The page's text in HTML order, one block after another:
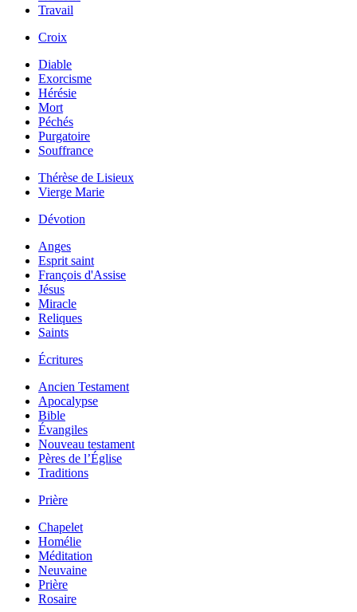
Travail
Croix
Diable
Exorcisme
Hérésie
Mort
Péchés
Purgatoire
Souffrance
Thérèse de Lisieux
Vierge Marie
Dévotion
Anges
Esprit saint
François d'Assise
Jésus
Miracle
Reliques
Saints
Écritures
Ancien Testament
Apocalypse
Bible
Évangiles
Nouveau testament
Pères de l’Église
Traditions
Prière
Chapelet
Homélie
Méditation
Neuvaine
Prière
Rosaire